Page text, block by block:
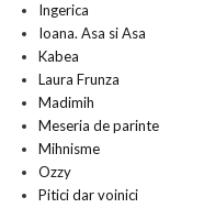
Ingerica
Ioana. Asa si Asa
Kabea
Laura Frunza
Madimih
Meseria de parinte
Mihnisme
Ozzy
Pitici dar voinici